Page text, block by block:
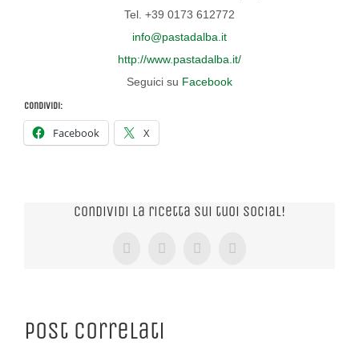
Tel. +39 0173 612772
info@pastadalba.it
http://www.pastadalba.it/
Seguici su Facebook
Condividi:
Facebook X
Condividi la ricetta sui tuoi Social!
Facebook
X TumblrPinterest
Post correlati